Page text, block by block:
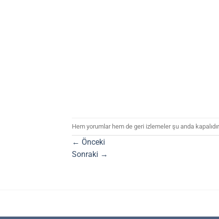
Hem yorumlar hem de geri izlemeler şu anda
← Önceki
Sonraki →